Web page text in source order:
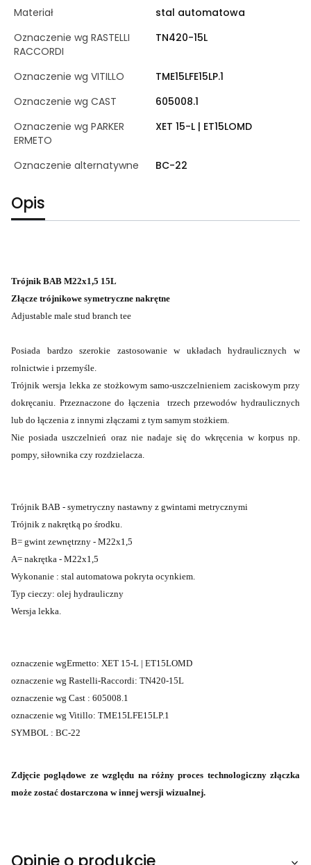
Materiał
stal automatowa
Oznaczenie wg RASTELLI
RACCORDI
TN420-15L
Oznaczenie wg VITILLO
TME15LFE15LP.1
Oznaczenie wg CAST
605008.1
Oznaczenie wg PARKER
ERMETO
XET 15-L | ET15LOMD
Oznaczenie alternatywne BC-22
Opis
Trójnik BAB M22x1,5 15L
Złącze trójnikowe symetryczne nakrętne
Adjustable male stud branch tee
Posiada bardzo szerokie zastosowanie w układach hydraulicznych w
rolnictwie i przemyśle.
Trójnik wersja lekka ze stożkowym samo-uszczelnieniem zaciskowym przy
dokręcaniu. Przeznaczone do łączenia trzech przewodów hydraulicznych
lub do łączenia z innymi złączami z tym samym stożkiem.
Nie posiada uszczelnień oraz nie nadaje się do wkręcenia w korpus np.
pompy, siłownika czy rozdzielacza.
Trójnik BAB - symetryczny nastawny z gwintami metrycznymi
Trójnik z nakrętką po środku.
B= gwint zewnętrzny - M22x1,5
A= nakrętka - M22x1,5
Wykonanie : stal automatowa pokryta ocynkiem.
Typ cieczy: olej hydrauliczny
Wersja lekka.
oznaczenie wgErmetto: XET 15-L | ET15LOMD
oznaczenie wg Rastelli-Raccordi: TN420-15L
oznaczenie wg Cast : 605008.1
oznaczenie wg Vitillo: TME15LFE15LP.1
SYMBOL : BC-22
Zdjęcie poglądowe ze względu na różny proces technologiczny złączka
może zostać dostarczona w innej wersji wizualnej.